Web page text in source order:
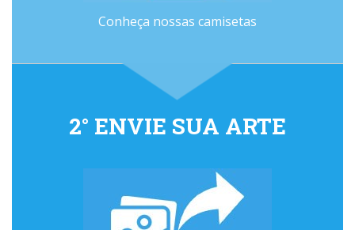
Conheça nossas camisetas
2° ENVIE SUA ARTE